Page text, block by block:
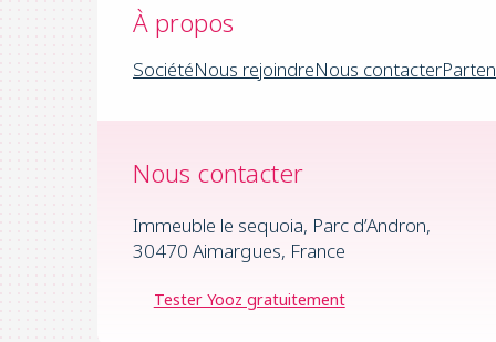
À propos
SociétéNous rejoindreNous contacter
Nous contacter
Immeuble le sequoia, Parc d’Andron,
30470 Aimargues, France
Tester Yooz gratuitement